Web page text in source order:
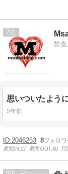
7
飲
5年前
2046253 8
週間IN:27 週間OUT:60 月